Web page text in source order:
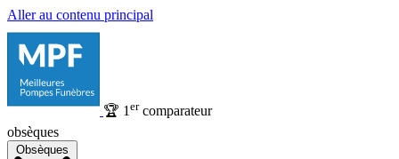
Aller au contenu principal
🏆 1 ercomparateur
obsèques
Obsèques